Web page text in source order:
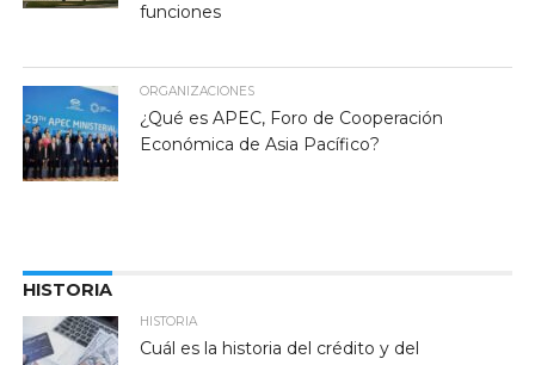
funciones
ORGANIZACIONES
¿Qué es APEC, Foro de Cooperación
Económica de Asia Pacífico?
HISTORIA
HISTORIA
Cuál es la historia del crédito y del